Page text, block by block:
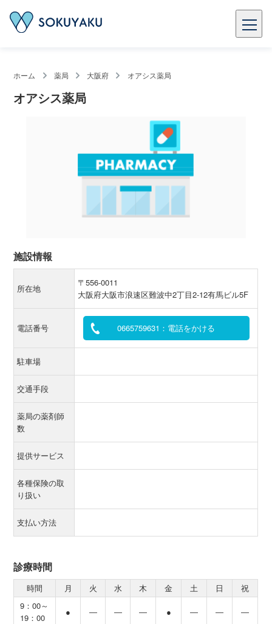
ホーム 薬局 大阪府 オアシス薬局
オアシス薬局
施設情報
所在地
〒556-0011
大阪府大阪市浪速区難波中2丁目2-12有馬ビル5F
電話番号 0665759631：電話をかける
駐車場
交通手段
薬局の薬剤師
数
提供サービス
各種保険の取
り扱い
支払い方法
診療時間
時間 月 火 水 木 金 土 日
祝
9：00～
19：00
● ― ― ― ● ― ― ―